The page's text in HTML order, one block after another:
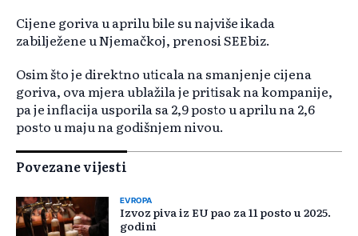
Cijene goriva u aprilu bile su najviše ikada
zabilježene u Njemačkoj, prenosi SEEbiz.
Osim što je direktno uticala na smanjenje cijena
goriva, ova mjera ublažila je pritisak na kompanije,
pa je inflacija usporila sa 2,9 posto u aprilu na 2,6
posto u maju na godišnjem nivou.
Povezane vijesti
EVROPA
Izvoz piva iz EU pao za 11 posto u 2025.
godini